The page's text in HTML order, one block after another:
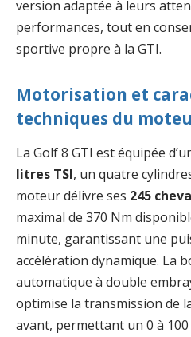
version adaptée à leurs
performances, tout en
sportive propre à la GTI.
Motorisation et
techniques du
La Golf 8 GTI est équipée
litres TSI, un quatre
moteur délivre ses 245
maximal de 370 Nm
minute, garantissant une
accélération dynamique. La
automatique à double
optimise la transmission de
avant, permettant un 0 à